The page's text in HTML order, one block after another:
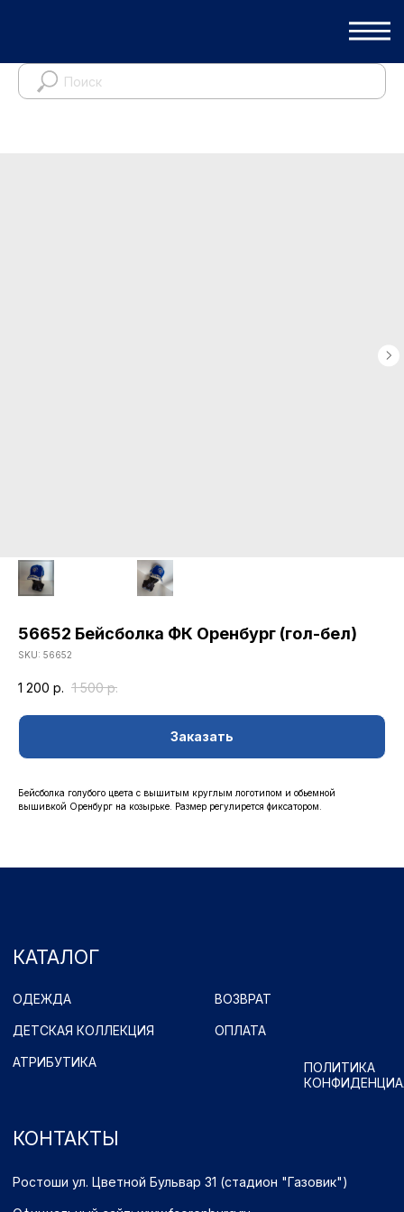
56652 Бейсболка ФК Оренбург (гол-бел)
SKU: 56652
1 200 р. 1 500 р.
Заказать
Бейсболка голубого цвета с вышитым круглым логотипом и обьемной
вышивкой Оренбург на козырьке. Размер регулирется фиксатором.
КАТАЛОГ
КОНТАКТЫ
ОДЕЖДА ВОЗВРАТ
АТРИБУТИКА
ОПЛАТА
ПОЛИТИКА
Имущественные права принадлежат ФК "Оренбург" (Оренбург)
Официальный сайт: www.fcorenburg.ru
Принимаем к оплате